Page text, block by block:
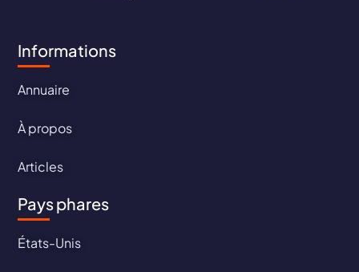
Informations
Annuaire
À propos
Articles
Pays phares
États-Unis